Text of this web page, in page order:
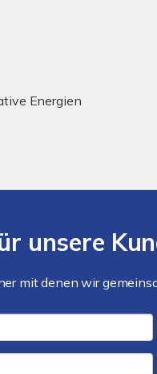
Energien
unsere
mit denen wir